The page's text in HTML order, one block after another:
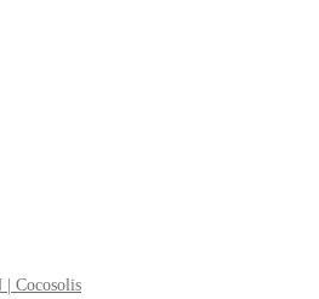
| Cocosolis